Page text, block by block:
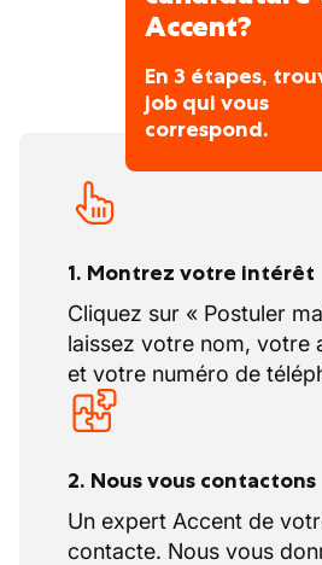
système ERP (SAP)
suivi des dossiers
Communication :
fluide et proactif avec
terrain, la logistique et
départements du
Accent?
En 3 étapes,
job qui vous
correspond.
1. Montrez votre intérêt
Cliquez sur « Postuler
laissez votre nom, votre
et votre numéro de
2. Nous vous contactons
Un expert Accent de
contacte. Nous vous